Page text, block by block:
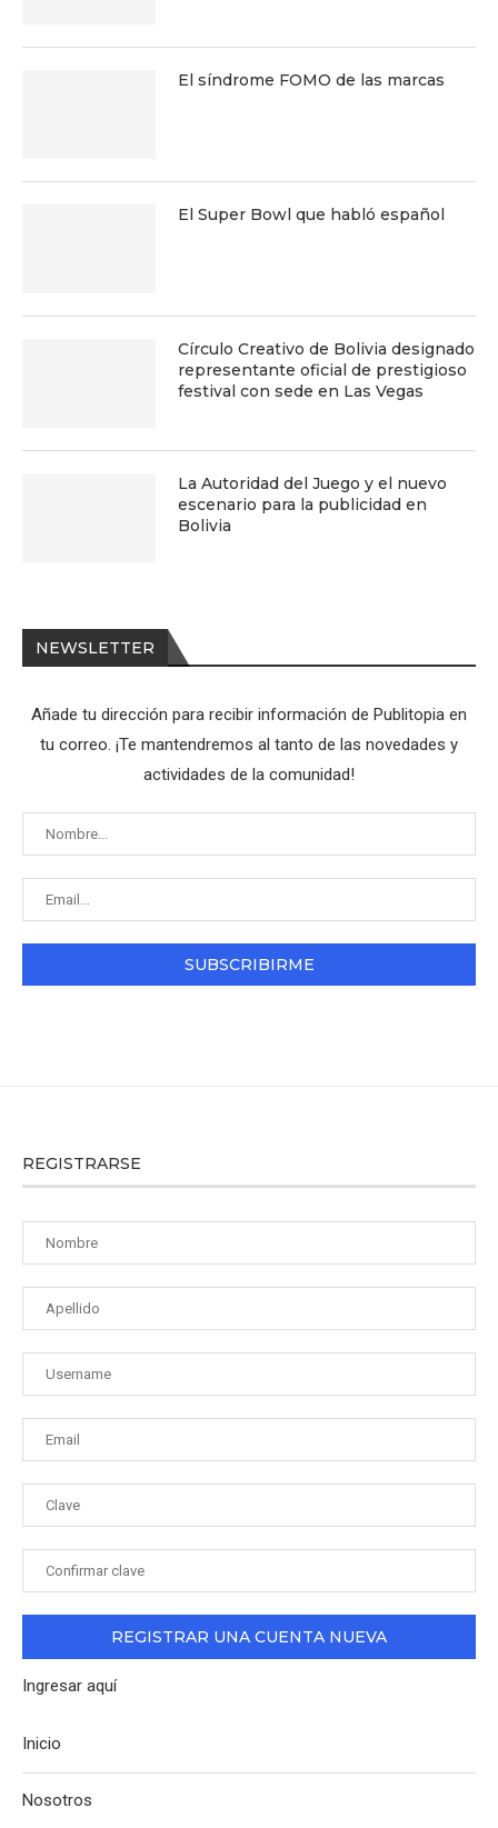
El síndrome FOMO de las marcas
El Super Bowl que habló español
Círculo Creativo de Bolivia designado
representante oficial de prestigioso
festival con sede en Las Vegas
La Autoridad del Juego y el nuevo
escenario para la publicidad en
Bolivia
NEWSLETTER
Añade tu dirección para recibir información de Publitopia en
tu correo. ¡Te mantendremos al tanto de las novedades y
actividades de la comunidad!
REGISTRARSE
Ingresar aquí
Inicio
Nosotros